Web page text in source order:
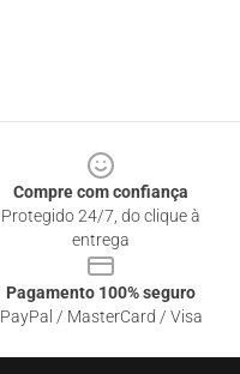
Compre com confiança
Protegido 24/7, do clique à
entrega
Pagamento 100% seguro
PayPal / MasterCard / Visa